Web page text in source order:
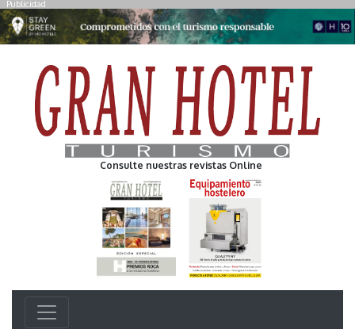
Publicidad
Consulte nuestras revistas Online